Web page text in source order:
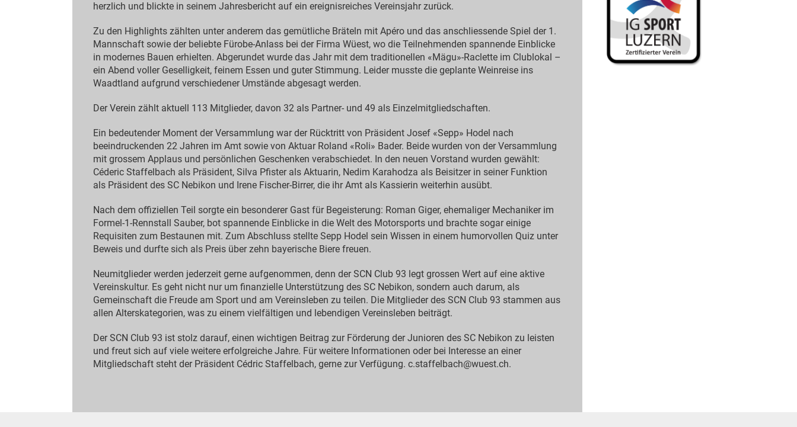
herzlich und blickte in seinem Jahresbericht auf ein ereignisreiches Vereinsjahr zurück.
Zu den Highlights zählten unter anderem das gemütliche Bräteln mit Apéro und das anschliessende Spiel der 1.
Mannschaft sowie der beliebte Fürobe-Anlass bei der Firma Wüest, wo die Teilnehmenden spannende Einblicke
in modernes Bauen erhielten. Abgerundet wurde das Jahr mit dem traditionellen «Mägu»-Raclette im Clublokal –
ein Abend voller Geselligkeit, feinem Essen und guter Stimmung. Leider musste die geplante Weinreise ins
Waadtland aufgrund verschiedener Umstände abgesagt werden.
Der Verein zählt aktuell 113 Mitglieder, davon 32 als Partner- und 49 als Einzelmitgliedschaften.
Ein bedeutender Moment der Versammlung war der Rücktritt von Präsident Josef «Sepp» Hodel nach
beeindruckenden 22 Jahren im Amt sowie von Aktuar Roland «Roli» Bader. Beide wurden von der Versammlung
mit grossem Applaus und persönlichen Geschenken verabschiedet. In den neuen Vorstand wurden gewählt:
Céderic Staffelbach als Präsident, Silva Pfister als Aktuarin, Nedim Karahodza als Beisitzer in seiner Funktion
als Präsident des SC Nebikon und Irene Fischer-Birrer, die ihr Amt als Kassierin weiterhin ausübt.
Nach dem offiziellen Teil sorgte ein besonderer Gast für Begeisterung: Roman Giger, ehemaliger Mechaniker im
Formel-1-Rennstall Sauber, bot spannende Einblicke in die Welt des Motorsports und brachte sogar einige
Requisiten zum Bestaunen mit. Zum Abschluss stellte Sepp Hodel sein Wissen in einem humorvollen Quiz unter
Beweis und durfte sich als Preis über zehn bayerische Biere freuen.
Neumitglieder werden jederzeit gerne aufgenommen, denn der SCN Club 93 legt grossen Wert auf eine aktive
Vereinskultur. Es geht nicht nur um finanzielle Unterstützung des SC Nebikon, sondern auch darum, als
Gemeinschaft die Freude am Sport und am Vereinsleben zu teilen. Die Mitglieder des SCN Club 93 stammen aus
allen Alterskategorien, was zu einem vielfältigen und lebendigen Vereinsleben beiträgt.
Der SCN Club 93 ist stolz darauf, einen wichtigen Beitrag zur Förderung der Junioren des SC Nebikon zu leisten
und freut sich auf viele weitere erfolgreiche Jahre. Für weitere Informationen oder bei Interesse an einer
Mitgliedschaft steht der Präsident Cédric Staffelbach, gerne zur Verfügung. c.staffelbach@wuest.ch.